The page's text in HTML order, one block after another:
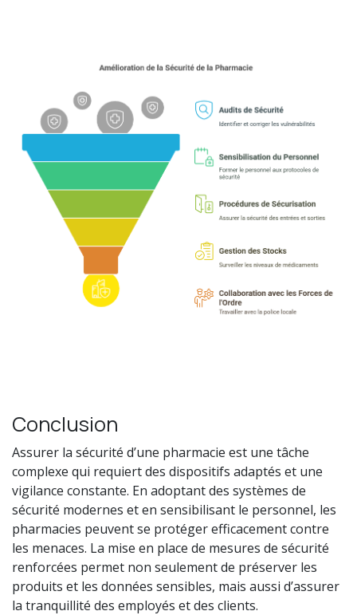
Conclusion
Assurer la sécurité d’une pharmacie est une tâche
complexe qui requiert des dispositifs adaptés et une
vigilance constante. En adoptant des systèmes de
sécurité modernes et en sensibilisant le personnel, les
pharmacies peuvent se protéger efficacement contre
les menaces. La mise en place de mesures de sécurité
renforcées permet non seulement de préserver les
produits et les données sensibles, mais aussi d’assurer
la tranquillité des employés et des clients.